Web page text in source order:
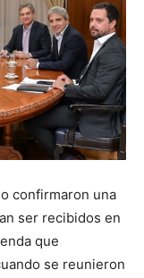
confirmaron una
ser recibidos en
que
se reunieron